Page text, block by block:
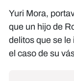
Yuri Mora,
que un hijo de
delitos que se
el caso de su